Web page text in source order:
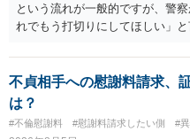
という流れが一般的ですが、警
れでもう打切りにしてほしい」
検察庁に訴えるのもありかもし
は、結局所轄だと思われますの
ないです。 一度、最寄りの「刑
談してみてはいかがでしょうか。
不貞相手への慰謝料請求、
は？
#不倫慰謝料 #慰謝料請求したい側 #